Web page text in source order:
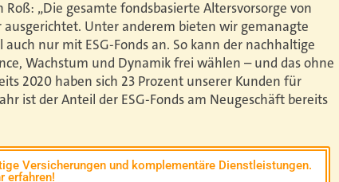
„Die gesamte fondsbasierte Altersvorsorge von
Unter anderem bieten wir gemanagte
nur mit ESG-Fonds an. So kann der nachhaltige
Wachstum und Dynamik frei wählen – und das ohne
2020 haben sich 23 Prozent unserer Kunden für
ist der Anteil der ESG-Fonds am Neugeschäft bereits
Versicherungen und komplementäre Dienstleistungen.
erfahren!